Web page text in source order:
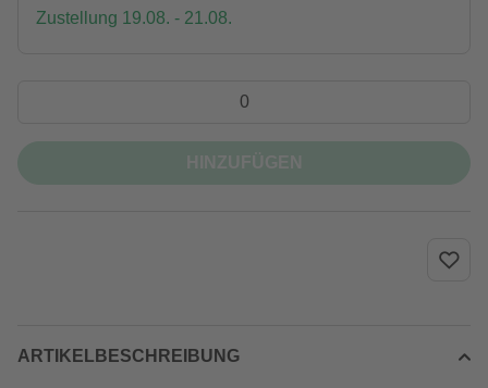
Zustellung 19.08. - 21.08.
ARTIKELBESCHREIBUNG